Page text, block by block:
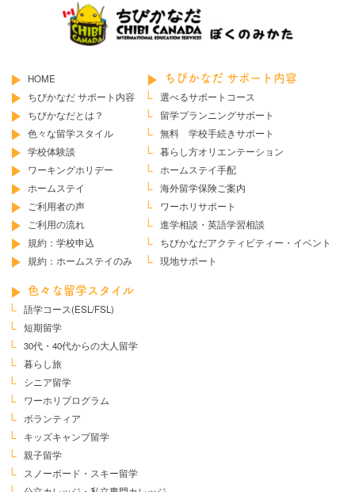
HOME
ちびかなだ サポート内容
ちびかなだとは？
色々な留学スタイル
学校体験談
ワーキングホリデー
ホームステイ
ご利用者の声
ご利用の流れ
規約：学校申込
規約：ホームステイのみ
ちびかなだ サポート内容
選べるサポートコース
留学プランニングサポート
無料 学校手続きサポート
暮らし方オリエンテーション
ホームステイ手配
海外留学保険ご案内
ワーホリサポート
進学相談・英語学習相談
ちびかなだアクティビティー・イベント
現地サポート
色々な留学スタイル
語学コース(ESL/FSL)
短期留学
30代・40代からの大人留学
暮らし旅
シニア留学
ワーホリプログラム
ボランティア
キッズキャンプ留学
親子留学
スノーボード・スキー留学